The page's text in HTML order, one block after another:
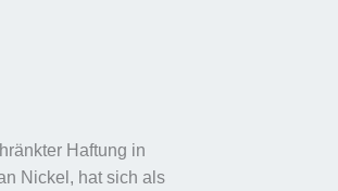
Haftung in
Nickel, hat sich als